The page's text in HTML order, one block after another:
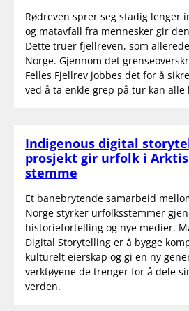
Rødreven sprer seg stadig lenger
og matavfall fra mennesker gir
Dette truer fjellreven, som
Norge. Gjennom det
Felles Fjellrev jobbes det for å
ved å ta enkle grep på tur kan alle
Indigenous digital
prosjekt gir urfolk i
stemme
Et banebrytende samarbeid
Norge styrker urfolksstemmer
historiefortelling og nye medier.
Digital Storytelling er å bygge
kulturelt eierskap og gi en ny
verktøyene de trenger for å dele
verden.